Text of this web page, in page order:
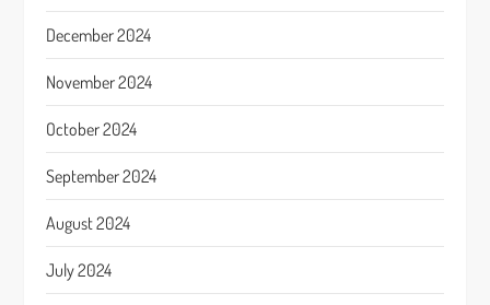
December 2024
November 2024
October 2024
September 2024
August 2024
July 2024